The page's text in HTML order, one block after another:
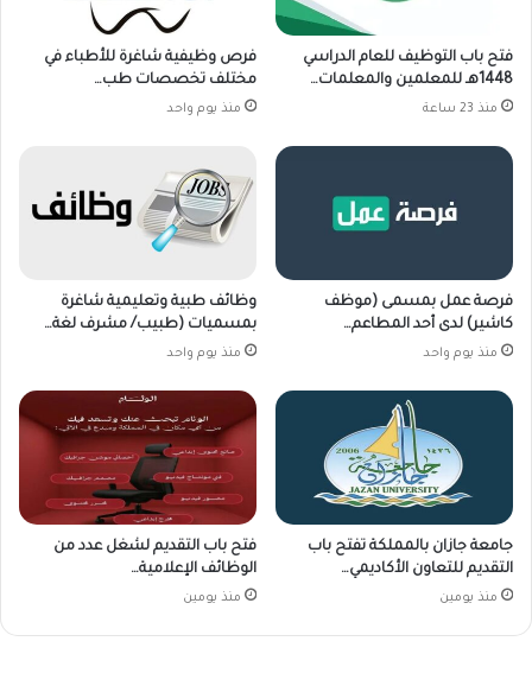
فتح باب التوظيف للعام الدراسي
1448هـ للمعلمين والمعلمات…
منذ 23 ساعة
فرص وظيفية شاغرة للأطباء في
مختلف تخصصات طب…
منذ يوم واحد
فرصة عمل بمسمى (موظف
كاشير) لدى أحد المطاعم…
منذ يوم واحد
وظائف طبية وتعليمية شاغرة
بمسميات (طبيب/ مشرف لغة…
منذ يوم واحد
جامعة جازان بالمملكة تفتح باب
التقديم للتعاون الأكاديمي…
منذ يومين
فتح باب التقديم لشغل عدد من
الوظائف الإعلامية…
منذ يومين